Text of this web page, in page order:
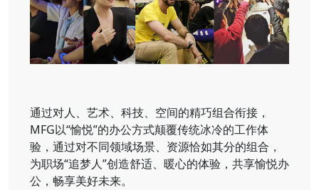
通过对人、艺术、科技、空间的精巧组合衔接，
MFG以“愉悦”的办公方式颠覆传统冰冷的工作体
验，通过对不同领域场景、资源恰如其分的组合，
为职场“追梦人”创造舒适、暖心的体验，共享愉悦办
公，畅享美好未来。